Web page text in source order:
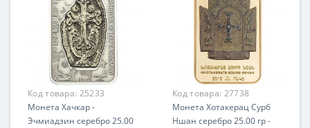
Код товара: 25233
Монета Хачкар -
Эчмиадзин серебро 25.00
Код товара: 27738
Монета Хотакерац Сурб
Ншан серебро 25.00 гр -